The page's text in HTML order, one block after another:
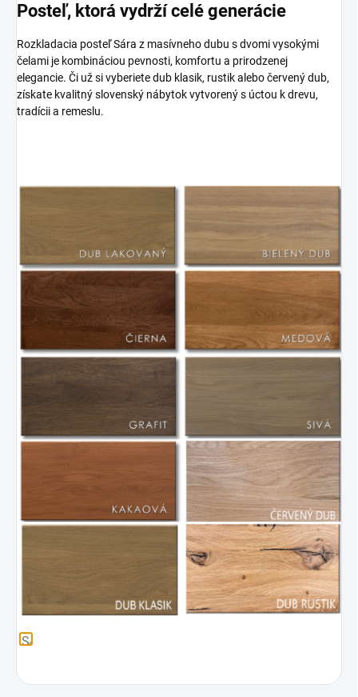
Posteľ, ktorá vydrží celé generácie
Rozkladacia posteľ Sára z masívneho dubu s dvomi vysokými
čelami je kombináciou pevnosti, komfortu a prirodzenej
elegancie. Či už si vyberiete dub klasik, rustik alebo červený dub,
získate kvalitný slovenský nábytok vytvorený s úctou k drevu,
tradícii a remeslu.